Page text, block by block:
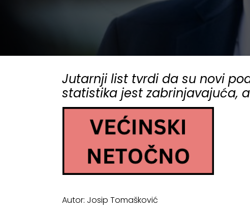
Jutarnji list tvrdi da su novi
statistika jest zabrinjavajuća,
Autor: Josip Tomašković